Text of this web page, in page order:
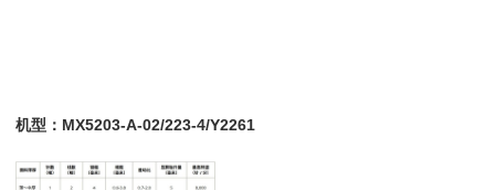
机型：MX5203-A-02/223-4/Y2261